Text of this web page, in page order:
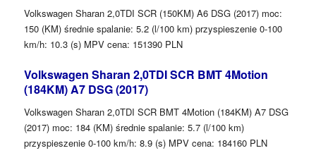
Volkswagen Sharan 2,0TDI SCR (150KM) A6 DSG (2017) moc:
150 (KM) średnie spalanie: 5.2 (l/100 km) przyspieszenie 0-100
km/h: 10.3 (s) MPV cena: 151390 PLN
Volkswagen Sharan 2,0TDI SCR BMT 4Motion
(184KM) A7 DSG (2017)
Volkswagen Sharan 2,0TDI SCR BMT 4Motion (184KM) A7 DSG
(2017) moc: 184 (KM) średnie spalanie: 5.7 (l/100 km)
przyspieszenie 0-100 km/h: 8.9 (s) MPV cena: 184160 PLN